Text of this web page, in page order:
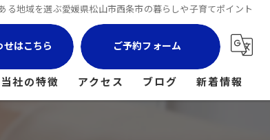
る地域を選ぶ愛媛県松山市西条市の暮らしや子育てポイント
はこちら ご予約フォーム
当社の特徴 アクセス ブログ 新着情報